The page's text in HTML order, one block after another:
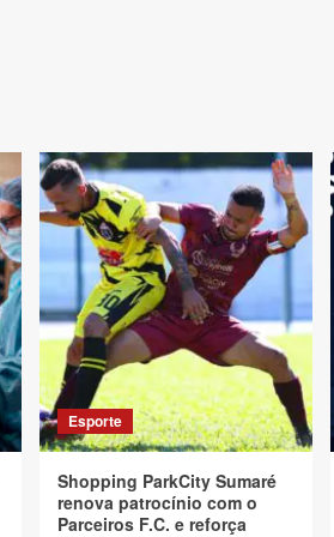
Esporte
Shopping ParkCity Sumaré
renova patrocínio com o
Parceiros F.C. e reforça